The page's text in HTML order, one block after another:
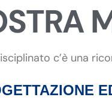
c’è una